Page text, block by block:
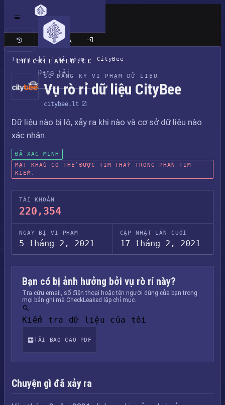
CHECKLEAKED.CC
Đang tải
Trang cổ điển
Trang chủ / Vi phạm / CityBee
SỔ ĐĂNG KÝ VI PHẠM DỮ LIỆU
Vụ rò rỉ dữ liệu CityBee
citybee.lt
Dữ liệu nào bị lộ, xảy ra khi nào và cơ sở dữ liệu nào
xác nhận.
ĐÃ XÁC MINH
MẬT KHẨU CÓ THỂ ĐƯỢC TÌM THẤY TRONG PHẦN TÌM
KIẾM.
TÀI KHOẢN
220,354
NGÀY BỊ VI PHẠM
5 tháng 2, 2021
CẬP NHẬT LẦN CUỐI
17 tháng 2, 2021
Bạn có bị ảnh hưởng bởi vụ rò rỉ này?
Tra cứu email, số điện thoại hoặc tên người dùng của bạn trong
mọi bản ghi mà CheckLeaked lập chỉ mục.
Kiểm tra dữ liệu của tôi
TẢI BÁO CÁO PDF
Chuyện gì đã xảy ra